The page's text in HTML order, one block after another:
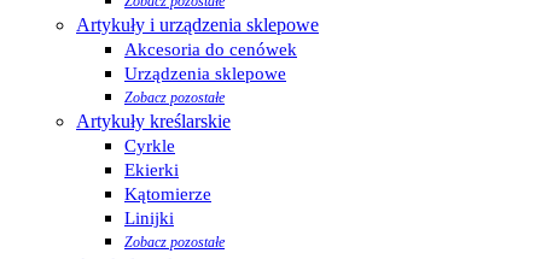
Artykuły i urządzenia sklepowe
Akcesoria do cenówek
Urządzenia sklepowe
Zobacz pozostałe
Artykuły kreślarskie
Cyrkle
Ekierki
Kątomierze
Linijki
Zobacz pozostałe